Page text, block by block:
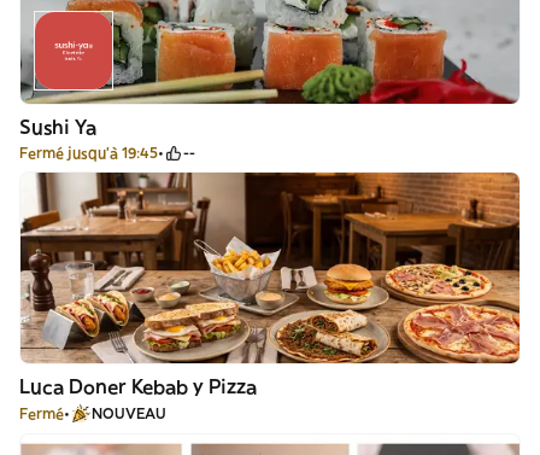
Sushi Ya
Fermé jusqu'à 19:45 --
Luca Doner Kebab y Pizza
Fermé NOUVEAU